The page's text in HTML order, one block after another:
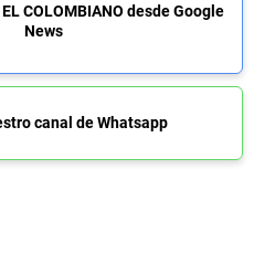
COLOMBIANO desde Google
News
canal de Whatsapp